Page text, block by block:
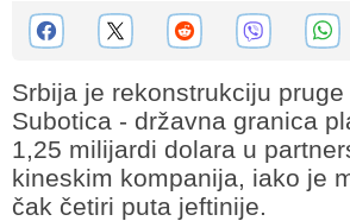
Srbija je rekonstrukciju
Subotica - državna granica
1,25 milijardi dolara u
kineskim kompanija, iako je
čak četiri puta jeftinije.